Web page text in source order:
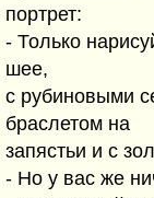
портрет:
- Только
шее,
с рубиновыми
браслетом на
запястьи и с
- Но у вас же